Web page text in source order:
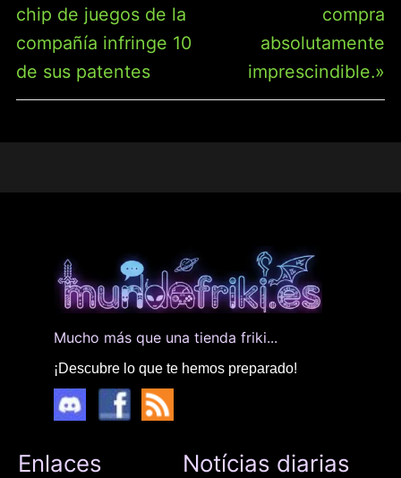
chip de juegos de la
compañía infringe 10
de sus patentes
compra
absolutamente
imprescindible.»
Mucho más que una tienda friki...
¡Descubre lo que te hemos preparado!
Enlaces Notícias diarias